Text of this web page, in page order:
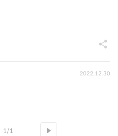
2022.12.30
1/1